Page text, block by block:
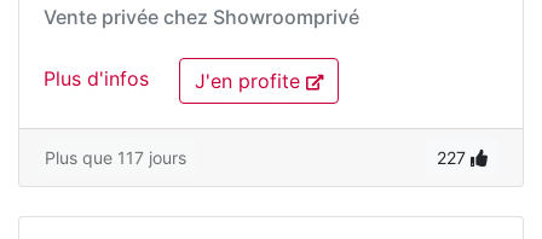
Vente privée chez Showroomprivé
Plus d'infos J'en profite
Plus que 117 jours 227